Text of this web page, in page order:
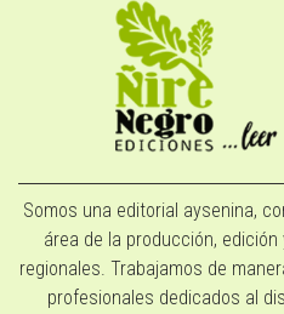
Somos una editorial aysenina,
área de la producción,
regionales. Trabajamos de
profesionales dedicados al